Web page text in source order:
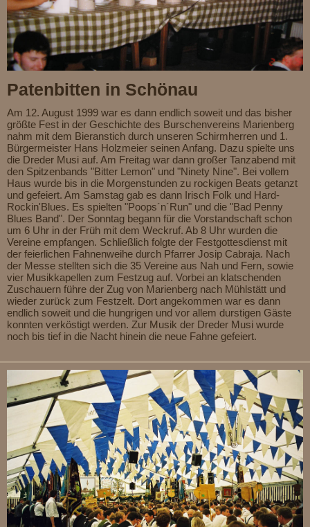
Patenbitten in Schönau
Am 12. August 1999 war es dann endlich soweit und das bisher
größte Fest in der Geschichte des Burschenvereins Marienberg
nahm mit dem Bieranstich durch unseren Schirmherren und 1.
Bürgermeister Hans Holzmeier seinen Anfang. Dazu spielte uns
die Dreder Musi auf. Am Freitag war dann großer Tanzabend mit
den Spitzenbands "Bitter Lemon" und "Ninety Nine". Bei vollem
Haus wurde bis in die Morgenstunden zu rockigen Beats getanzt
und gefeiert. Am Samstag gab es dann Irisch Folk und Hard-
Rockin'Blues. Es spielten "Poops´n´Run" und die "Bad Penny
Blues Band". Der Sonntag begann für die Vorstandschaft schon
um 6 Uhr in der Früh mit dem Weckruf. Ab 8 Uhr wurden die
Vereine empfangen. Schließlich folgte der Festgottesdienst mit
der feierlichen Fahnenweihe durch Pfarrer Josip Cabraja. Nach
der Messe stellten sich die 35 Vereine aus Nah und Fern, sowie
vier Musikkapellen zum Festzug auf. Vorbei an klatschenden
Zuschauern führe der Zug von Marienberg nach Mühlstätt und
wieder zurück zum Festzelt. Dort angekommen war es dann
endlich soweit und die hungrigen und vor allem durstigen Gäste
konnten verköstigt werden. Zur Musik der Dreder Musi wurde
noch bis tief in die Nacht hinein die neue Fahne gefeiert.